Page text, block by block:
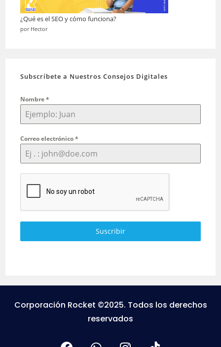
¿Qué es el SEO y cómo funciona?
por Hector
Subscríbete a Nuestros Consejos Digitales
Nombre*
Correo electrónico*
Suscribir
Corporación Rocket ©2025. Todos los derechos
reservados